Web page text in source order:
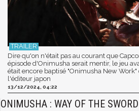
Dire qu'on n'était pas au courant que
épisode d'Onimusha serait mentir, le jeu
était encore baptisé "Onimusha New
l'éditeur japon
13/12/2024, 04:22
ONIMUSHA : WAY OF THE SWORD